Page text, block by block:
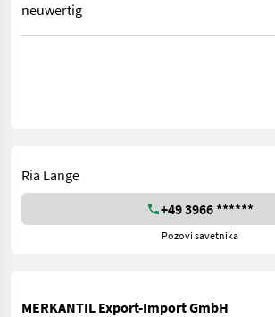
neuwertig
Reihen- / Körperabstand: 4/ 75 cm,
Ria Lange
+49 3966 ******
Pozovi savetnika
MERKANTIL Export-Import GmbH